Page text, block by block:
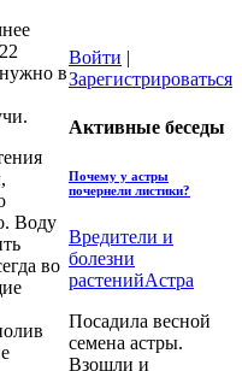
нужно в
Воду
во
Войти |
Зарегистрироваться
Активные беседы
Почему у астры
почернели листики?
Вредители и
болезни
растенийАстра
Посадила весной
семена астры.
Взошли и